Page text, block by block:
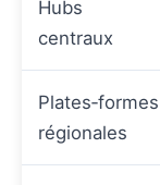
Hubs
centraux
Plates‑formes
régionales